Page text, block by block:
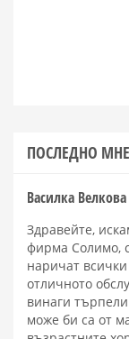
ПОСЛЕДНО
Василка Велкова
Здравейте,
фирма Солимо,
наричат
отличното
винаги
може би са от